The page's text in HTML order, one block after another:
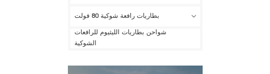
بطاريات رافعة شوكية 80 فولت
شواحن بطاريات الليثيوم للرافعات
الشوكية